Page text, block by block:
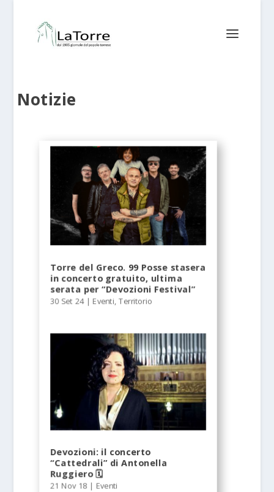
Notizie
Torre del Greco. 99 Posse stasera
in concerto gratuito, ultima
serata per “Devozioni Festival”
30 Set 24| Eventi,Territorio
Devozioni: il concerto
“Cattedrali” di Antonella
Ruggiero 🗓
21 Nov 18 | Eventi